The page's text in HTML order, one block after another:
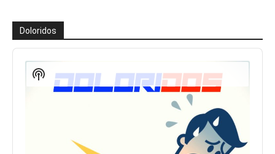
Doloridos
Reproductor
audioShow
Podcast